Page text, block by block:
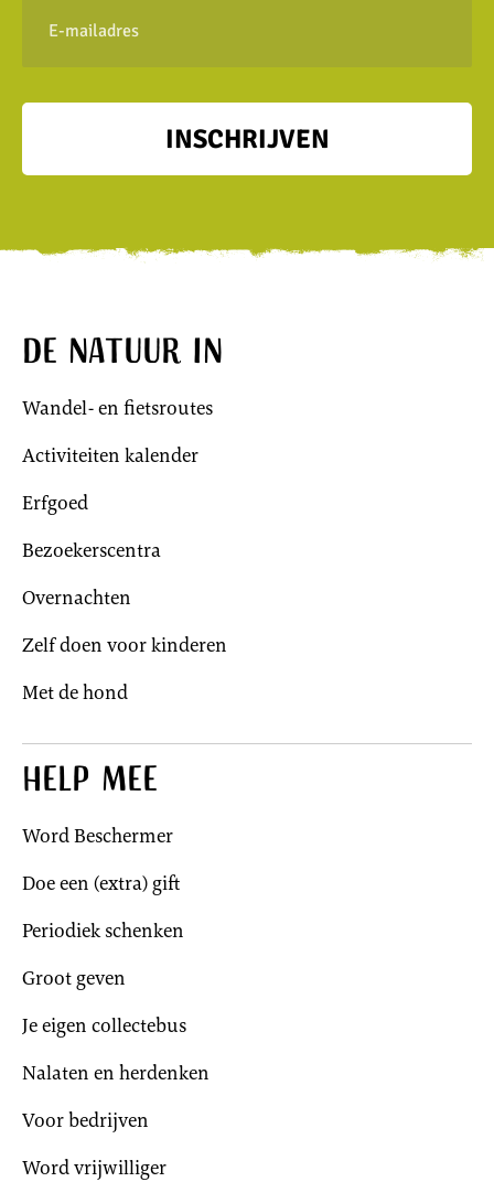
mailadres
INSCHRIJVEN
De natuur in
Wandel- en fietsroutes
Activiteiten kalender
Erfgoed
Bezoekerscentra
Overnachten
Zelf doen voor kinderen
Met de hond
Help mee
Word Beschermer
Doe een (extra) gift
Periodiek schenken
Groot geven
Je eigen collectebus
Nalaten en herdenken
Voor bedrijven
Word vrijwilliger